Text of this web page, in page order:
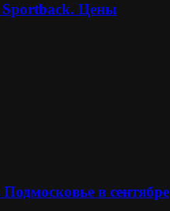
Sportback. Цены
в сентябре